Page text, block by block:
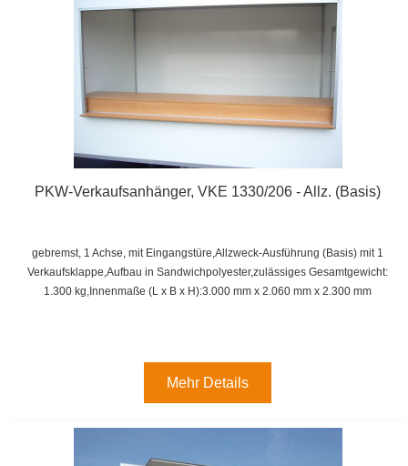
PKW-Verkaufsanhänger, VKE 1330/206 - Allz. (Basis)
gebremst, 1 Achse, mit Eingangstüre,Allzweck-Ausführung (Basis) mit 1
Verkaufsklappe,Aufbau in Sandwichpolyester,zulässiges Gesamtgewicht:
1.300 kg,Innenmaße (L x B x H):3.000 mm x 2.060 mm x 2.300 mm
Mehr Details